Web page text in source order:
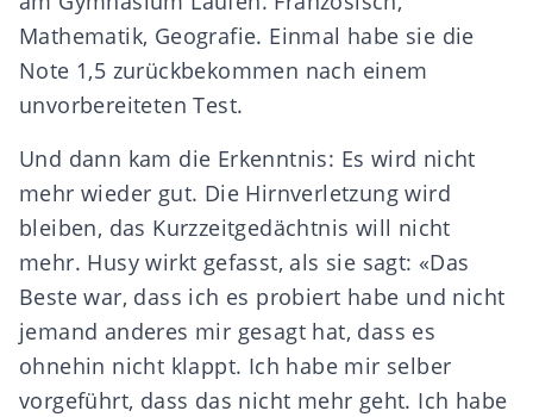
Mathematik, Geografie. Einmal habe sie die
Note 1,5 zurückbekommen nach einem
unvorbereiteten Test.
Und dann kam die Erkenntnis: Es wird nicht
mehr wieder gut. Die Hirnverletzung wird
bleiben, das Kurzzeitgedächtnis will nicht
mehr. Husy wirkt gefasst, als sie sagt: «Das
Beste war, dass ich es probiert habe und nicht
jemand anderes mir gesagt hat, dass es
ohnehin nicht klappt. Ich habe mir selber
vorgeführt, dass das nicht mehr geht. Ich habe